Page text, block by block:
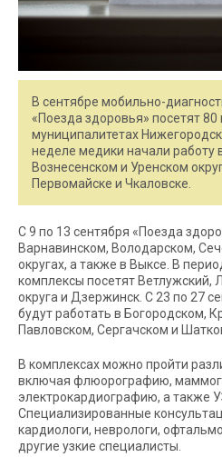
В сентябре мобильно-
«Поезда здоровья» посетят
муниципалитетах
неделе медики начали работу
Вознесенском и Уренском
Первомайске и Чкаловске.
С 9 по 13 сентября «Поезда
Варнавинском, Володарском,
округах, а также в Выксе. В
комплексы посетят Ветлужский,
округа и Дзержинск. С 23 по 27
будут работать в Богородском,
Павловском, Сергачском и
В комплексах можно пройти
включая флюорографию,
электрокардиографию, а также
Специализированные
кардиологи, неврологи,
другие узкие специалисты.